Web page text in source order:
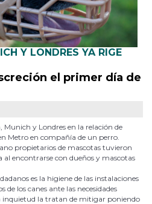
Y LONDRES YA RIGE
el primer día de
Munich y Londres en la relación de
Metro en compañía de un perro.
propietarios de mascotas tuvieron
encontrarse con dueños y mascotas
es la higiene de las instalaciones
de los canes ante las necesidades
inquietud la tratan de mitigar poniendo